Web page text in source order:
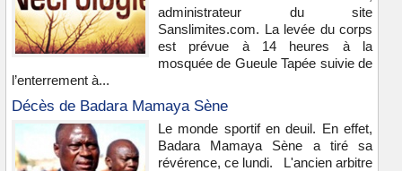
administrateur du site
Sanslimites.com. La levée du corps
est prévue à 14 heures à la
mosquée de Gueule Tapée suivie de
l’enterrement à...
Décès de Badara Mamaya Sène
Le monde sportif en deuil. En effet,
Badara Mamaya Sène a tiré sa
révérence, ce lundi. L'ancien arbitre